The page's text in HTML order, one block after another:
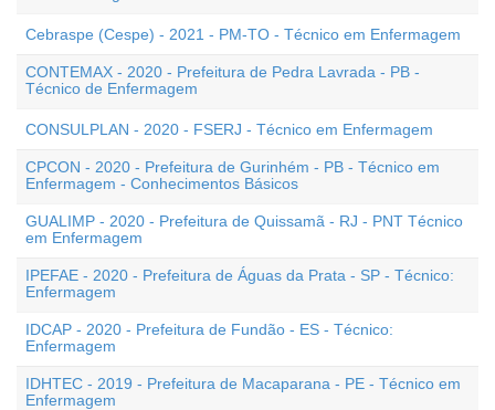
Cebraspe (Cespe) - 2021 - PM-TO - Técnico em Enfermagem
CONTEMAX - 2020 - Prefeitura de Pedra Lavrada - PB -
Técnico de Enfermagem
CONSULPLAN - 2020 - FSERJ - Técnico em Enfermagem
CPCON - 2020 - Prefeitura de Gurinhém - PB - Técnico em
Enfermagem - Conhecimentos Básicos
GUALIMP - 2020 - Prefeitura de Quissamã - RJ - PNT Técnico
em Enfermagem
IPEFAE - 2020 - Prefeitura de Águas da Prata - SP - Técnico:
Enfermagem
IDCAP - 2020 - Prefeitura de Fundão - ES - Técnico:
Enfermagem
IDHTEC - 2019 - Prefeitura de Macaparana - PE - Técnico em
Enfermagem